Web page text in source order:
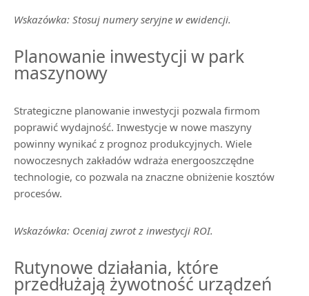
Wskazówka: Stosuj numery seryjne w ewidencji.
Planowanie inwestycji w park
maszynowy
Strategiczne planowanie inwestycji pozwala firmom
poprawić wydajność. Inwestycje w nowe maszyny
powinny wynikać z prognoz produkcyjnych. Wiele
nowoczesnych zakładów wdraża energooszczędne
technologie, co pozwala na znaczne obniżenie kosztów
procesów.
Wskazówka: Oceniaj zwrot z inwestycji ROI.
Rutynowe działania, które
przedłużają żywotność urządzeń